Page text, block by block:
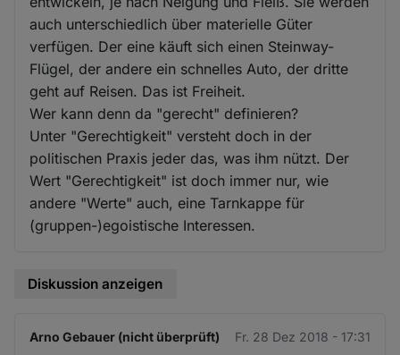
auch unterschiedlich über materielle Güter
verfügen. Der eine käuft sich einen Steinway-
Flügel, der andere ein schnelles Auto, der dritte
geht auf Reisen. Das ist Freiheit.
Wer kann denn da "gerecht" definieren?
Unter "Gerechtigkeit" versteht doch in der
politischen Praxis jeder das, was ihm nützt. Der
Wert "Gerechtigkeit" ist doch immer nur, wie
andere "Werte" auch, eine Tarnkappe für
(gruppen-)egoistische Interessen.
Diskussion anzeigen
Arno Gebauer (nicht überprüft) Fr. 28 Dez 2018 - 17:31